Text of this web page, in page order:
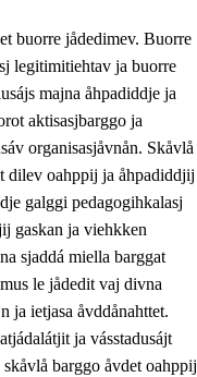
buorre jådedimev. Buorre
legitimitiehtav ja buorre
majna åhpadiddje ja
aktisasjbarggo ja
organisasjåvnån. Skåvlå
dilev oahppij ja åhpadiddjij
galggi pedagogihkalasj
gaskan ja viehkken
sjaddá miella barggat
le jådedit vaj divna
ja ietjasa åvddånahttet.
ja vásstadusájt
barggo åvdet oahppij